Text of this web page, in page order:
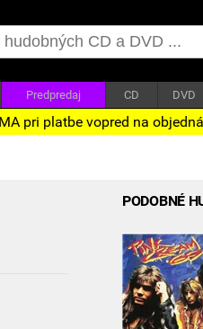
Predpredaj CD DVD
pri platbe vopred na
PODOBNÉ